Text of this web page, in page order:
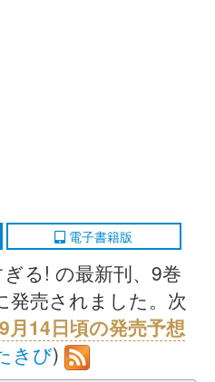
電子書籍版
る! の最新刊、9巻
発売されました。次
月14日頃の発売予想
きび)